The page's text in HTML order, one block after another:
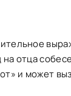
на отца
и может